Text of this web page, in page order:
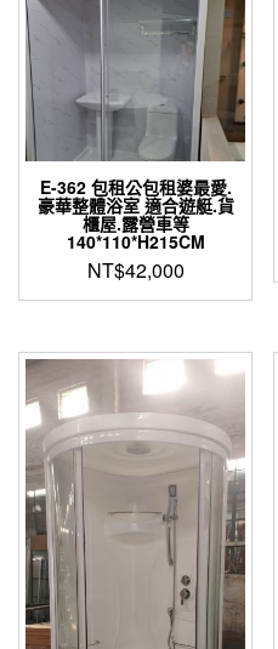
E-362 包租公包租婆最愛.
豪華整體浴室 適合遊艇.貨
櫃屋.露營車等
140*110*H215CM
NT$42,000